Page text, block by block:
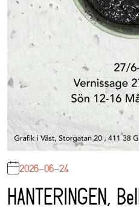
2026-06-24
HANTERINGEN,